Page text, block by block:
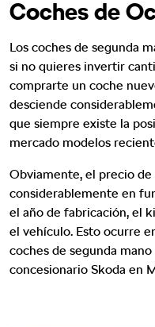
Coches de
Los coches de segunda
si no quieres invertir
comprarte un coche
desciende
que siempre existe la
mercado modelos
Obviamente, el precio de
considerablemente en
el año de fabricación, el
el vehículo. Esto ocurre
coches de segunda
concesionario Skoda en